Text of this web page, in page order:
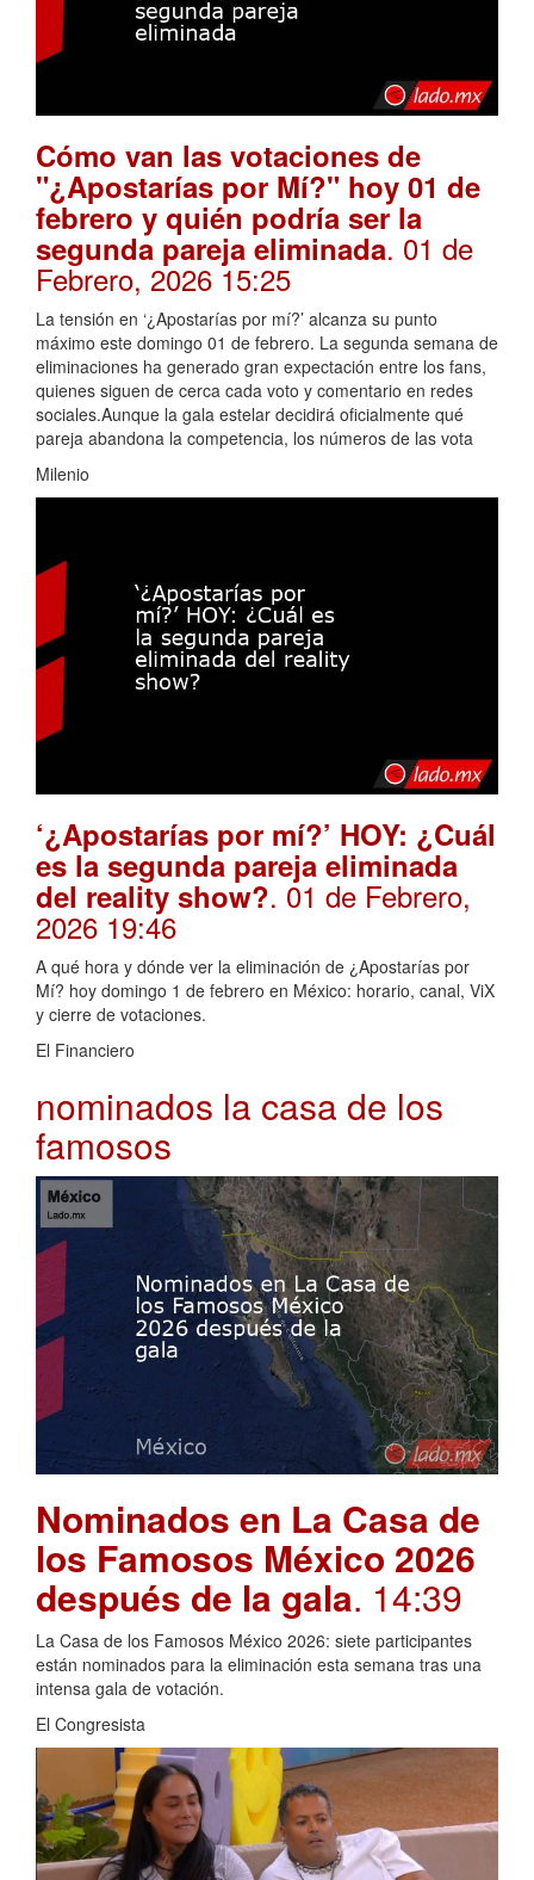
Cómo van las votaciones de
"¿Apostarías por Mí?" hoy 01 de
febrero y quién podría ser la
segunda pareja eliminada. 01 de
Febrero, 2026 15:25
La tensión en ‘¿Apostarías por mí?’ alcanza su punto
máximo este domingo 01 de febrero. La segunda semana de
eliminaciones ha generado gran expectación entre los fans,
quienes siguen de cerca cada voto y comentario en redes
sociales.Aunque la gala estelar decidirá oficialmente qué
pareja abandona la competencia, los números de las vota
Milenio
‘¿Apostarías por mí?’ HOY: ¿Cuál
es la segunda pareja eliminada
del reality show?. 01 de Febrero,
2026 19:46
A qué hora y dónde ver la eliminación de ¿Apostarías por
Mí? hoy domingo 1 de febrero en México: horario, canal, ViX
y cierre de votaciones.
El Financiero
nominados la casa de los
famosos
Nominados en La Casa de
los Famosos México 2026
después de la gala. 14:39
La Casa de los Famosos México 2026: siete participantes
están nominados para la eliminación esta semana tras una
intensa gala de votación.
El Congresista